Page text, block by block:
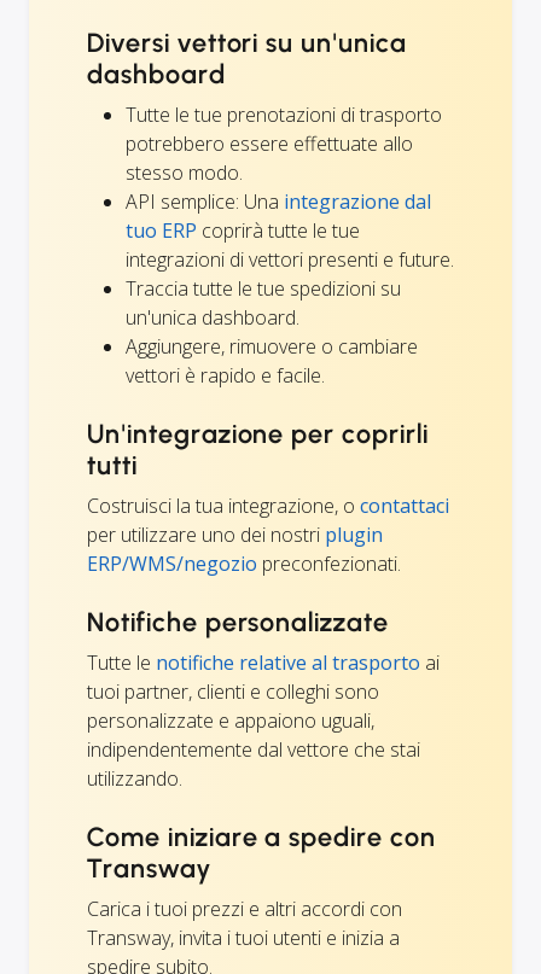
Diversi vettori su un'unica
dashboard
Tutte le tue prenotazioni di trasporto
potrebbero essere effettuate allo
stesso modo.
API semplice: Una integrazione dal
tuo ERP coprirà tutte le tue
integrazioni di vettori presenti e future.
Traccia tutte le tue spedizioni su
un'unica dashboard.
Aggiungere, rimuovere o cambiare
vettori è rapido e facile.
Un'integrazione per coprirli
tutti
Costruisci la tua integrazione, o contattaci
per utilizzare uno dei nostri plugin
ERP/WMS/negozio preconfezionati.
Notifiche personalizzate
Tutte le notifiche relative al trasporto ai
tuoi partner, clienti e colleghi sono
personalizzate e appaiono uguali,
indipendentemente dal vettore che stai
utilizzando.
Come iniziare a spedire con
Transway
Carica i tuoi prezzi e altri accordi con
Transway, invita i tuoi utenti e inizia a
spedire subito.